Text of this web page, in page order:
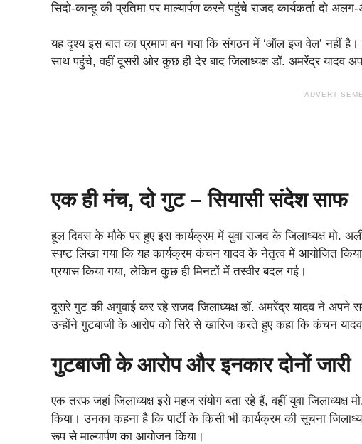
सिदो-कान्हू की प्रतिमा पर माल्यार्पण करने पहुंचे राजद कार्यकर्ता दो
यह दृश्य इस बात का प्रमाण बन गया कि संगठन में ‘ऑल इज वेल’ नहीं
साथ पहुंचे, वहीं दूसरी ओर कुछ ही देर बाद जिलाध्यक्ष डॉ. अमरेंद्र यादव
एक ही मंच, दो गुट – सियासी संदेश साफ
हूल दिवस के मौके पर हुए इस कार्यक्रम में युवा राजद के जिलाध्यक्ष मो.
स्पष्ट लिखा गया कि यह कार्यक्रम कंचन यादव के नेतृत्व में आयोजित किया
प्रयास किया गया, लेकिन कुछ ही मिनटों में तस्वीर बदल गई।
दूसरे गुट की अगुवाई कर रहे राजद जिलाध्यक्ष डॉ. अमरेंद्र यादव ने अपने
उन्होंने गुटबाजी के आरोप को सिरे से खारिज करते हुए कहा कि कंचन यादव
गुटबाजी के आरोप और इनकार दोनों जारी
एक तरफ जहां जिलाध्यक्ष इसे महज संयोग बता रहे हैं, वहीं युवा
किया। उनका कहना है कि पार्टी के किसी भी कार्यक्रम की सूचना
रूप से माल्यार्पण का आयोजन किया।